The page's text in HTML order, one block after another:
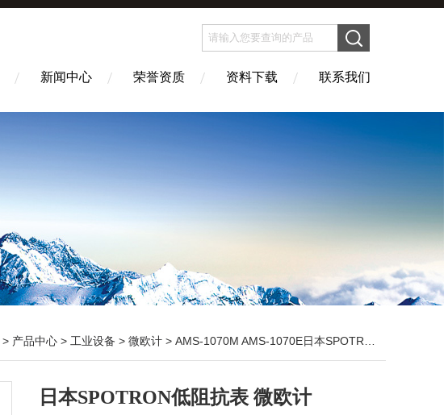
新闻中心 荣誉资质 资料下载 联系我们
> 产品中心 > 工业设备 > 微欧计 > AMS-1070M AMS-1070E日本SPOTRON低阻抗表 微欧计
日本SPOTRON低阻抗表 微欧计